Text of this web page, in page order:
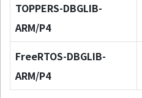
TOPPERS-DBGLIB-
ARM/P4
FreeRTOS-DBGLIB-
ARM/P4